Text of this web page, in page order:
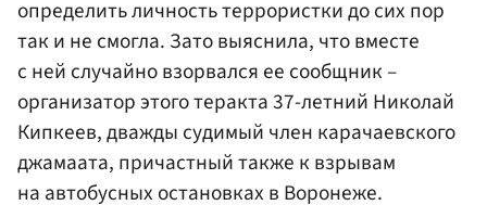
определить личность террористки до сих пор
так и не смогла. Зато выяснила, что вместе
с ней случайно взорвался ее сообщник –
организатор этого теракта 37-летний Николай
Кипкеев, дважды судимый член карачаевского
джамаата, причастный также к взрывам
на автобусных остановках в Воронеже.